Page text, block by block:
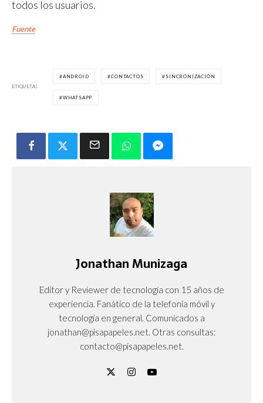
todos los usuarios.
Fuente
ETIQUETAS
ANDROID CONTACTOS SINCRONIZACIÓN
WHATSAPP
Jonathan Munizaga
Editor y Reviewer de tecnología con 15 años de
experiencia. Fanático de la telefonía móvil y
tecnología en general. Comunicados a
jonathan@pisapapeles.net. Otras consultas:
contacto@pisapapeles.net.